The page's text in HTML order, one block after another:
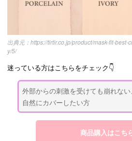
https://tirtir.co.jp/product/mask-fit-
y/5/
迷っている方はこちらをチェック👇
外部からの刺激を受けても崩れない
自然にカバーしたい方
商品購入はこち